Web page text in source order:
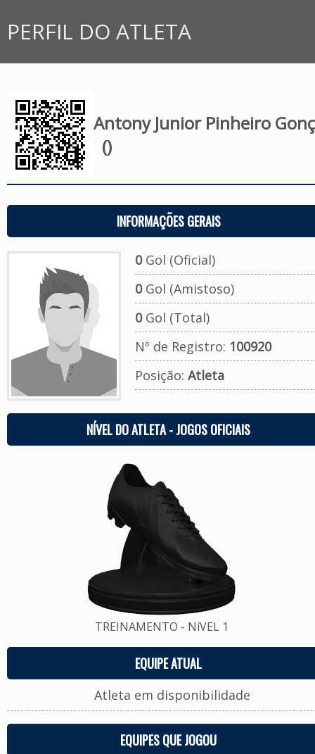
PERFIL DO ATLETA
Antony Junior Pinheiro
()
INFORMAÇÕES GERAIS
0Gol (Oficial)
0Gol (Amistoso)
0Gol (Total)
Nº de Registro: 100920
Posição: Atleta
NÍVEL DO ATLETA - JOGOS OFICIAIS
TREINAMENTO - NíVEL 1
EQUIPE ATUAL
Atleta em disponibilidade
EQUIPES QUE JOGOU